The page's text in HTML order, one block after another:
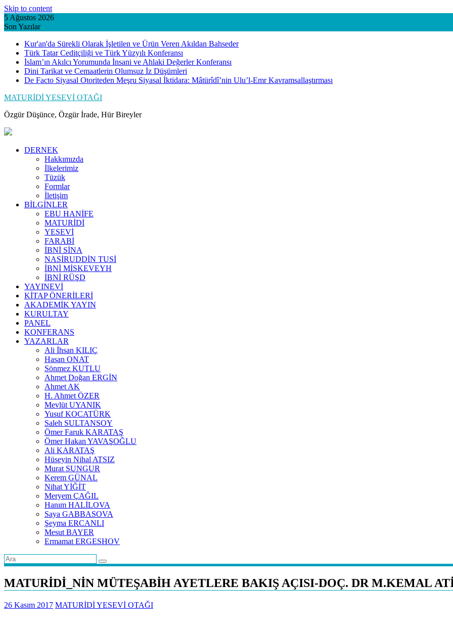
Skip to content
5 Ağustos 2026
Son Yazılar
Kur'an'da Sürekli Olarak İşletilen ve Ürün Veren Akıldan Bahseder
Türk Tatar Ceditçiliği ve Türk Yüzyılı Konferansı
İslam’ın Akılcı Yorumunda İnsani ve Ahlaki Değerler Konferansı
Dini Tarikat ve Cemaatlerin Olumsuz İz Düşümleri
De Facto Siyasal Otoriteden Meşru Siyasal İktidara: Mâtürîdî’nin Ulu’l-Emr Kavramsallaştırması
MATURİDİ YESEVİ OTAĞI
Özgür Düşünce, Özgür İrade, Hür Bireyler
DERNEK
Hakkımızda
İlkelerimiz
Tüzük
Formlar
İletişim
BİLGİNLER
EBU HANİFE
MATURİDİ
YESEVİ
FARABİ
İBNİ SİNA
NASİRUDDİN TUSİ
İBNİ MİSKEVEYH
İBNİ RÜŞD
YAYINEVİ
KİTAP ÖNERİLERİ
AKADEMİK YAYIN
KURULTAY
PANEL
KONFERANS
YAZARLAR
Ali İhsan KILIÇ
Hasan ONAT
Sönmez KUTLU
Ahmet Doğan ERGİN
Ahmet AK
H. Ahmet ÖZER
Mevlüt UYANIK
Yusuf KOCATÜRK
Saleh SULTANSOY
Ömer Faruk KARATAŞ
Ömer Hakan YAVAŞOĞLU
Ali KARATAŞ
Hüseyin Nihal ATSIZ
Murat SUNGUR
Kerem GÜNAL
Nihat YİĞİT
Meryem ÇAĞIL
Hanım HALİLOVA
Saya GABBASOVA
Şeyma ERCANLI
Mesut BAYER
Ermamat ERGESHOV
MATURİDİ_NİN MÜTEŞABİH AYETLERE BAKIŞ AÇISI-DOÇ. DR M.KEMAL
26 Kasım 2017 MATURİDİ YESEVİ OTAĞI